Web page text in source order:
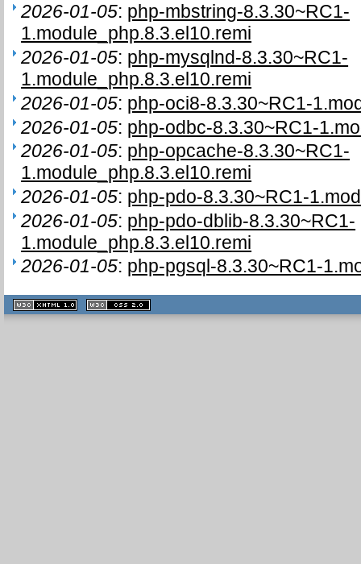
2026-01-05: php-mbstring-8.3.30~RC1-
1.module_php.8.3.el10.remi
2026-01-05: php-mysqlnd-8.3.30~RC1-
1.module_php.8.3.el10.remi
2026-01-05: php-oci8-8.3.30~RC1-
2026-01-05: php-odbc-8.3.30~RC1-
2026-01-05: php-opcache-8.3.30~RC1-
1.module_php.8.3.el10.remi
2026-01-05: php-pdo-8.3.30~RC1-
2026-01-05: php-pdo-dblib-8.3.30~RC1-
1.module_php.8.3.el10.remi
2026-01-05: php-pgsql-8.3.30~RC1-
XHTML
1.1 valide
2.0 valide